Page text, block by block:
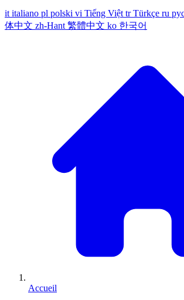
it italiano pl polski vi Tiếng Việt tr Türkçe ru
体中文 zh-Hant 繁體中文 ko 한국어
Accueil